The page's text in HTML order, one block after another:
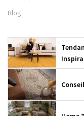
Blog